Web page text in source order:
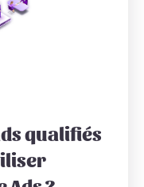
qualifiés